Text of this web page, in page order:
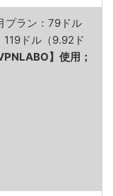
プラン：79ドル
119ドル（9.92ド
】使用；